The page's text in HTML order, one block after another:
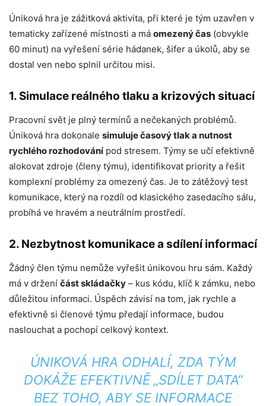
Úniková hra je zážitková aktivita, při které je tým uzavřen v
tematicky zařízené místnosti a má omezený čas (obvykle
60 minut) na vyřešení série hádanek, šifer a úkolů, aby se
dostal ven nebo splnil určitou misi.
1. Simulace reálného tlaku a krizových situací
Pracovní svět je plný termínů a nečekaných problémů.
Úniková hra dokonale simuluje časový tlak a nutnost
rychlého rozhodovánípod stresem. Týmy se učí efektivně
alokovat zdroje (členy týmu), identifikovat priority a řešit
komplexní problémy za omezený čas. Je to zátěžový test
komunikace, který na rozdíl od klasického zasedacího sálu,
probíhá ve hravém a neutrálním prostředí.
2. Nezbytnost komunikace a sdílení informací
Žádný člen týmu nemůže vyřešit únikovou hru sám. Každý
má v držení část skládačky – kus kódu, klíč k zámku, nebo
důležitou informaci. Úspěch závisí na tom, jak rychle a
efektivně si členové týmu předají informace, budou
naslouchat a pochopí celkový kontext.
ÚNIKOVÁ HRA ODHALÍ, ZDA TÝM
DOKÁŽE EFEKTIVNĚ „SDÍLET DATA“
BEZ TOHO, ABY SE INFORMACE